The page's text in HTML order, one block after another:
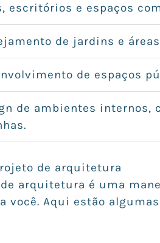
escritórios e espaços
de jardins e
de espaços
de ambientes internos,
de arquitetura
arquitetura é uma
você. Aqui estão